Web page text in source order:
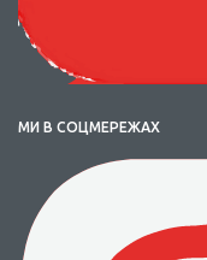
МИ В СОЦМЕРЕЖАХ